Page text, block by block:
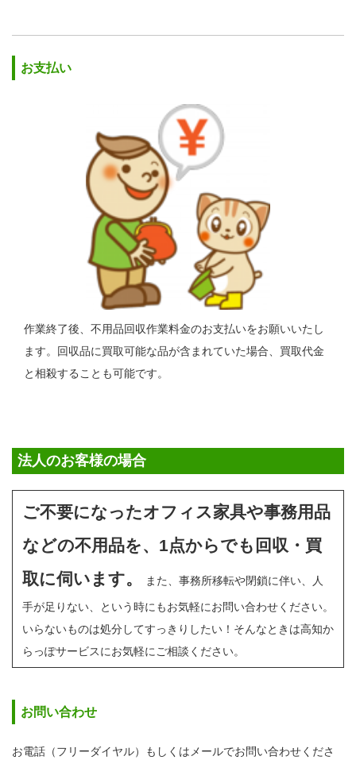
お支払い
作業終了後、不用品回収作業料金のお支払いをお願いいたし
ます。回収品に買取可能な品が含まれていた場合、買取代金
と相殺することも可能です。
法人のお客様の場合
ご不要になったオフィス家具や事務用品
などの不用品を、1点からでも回収・買
取に伺います。
また、事務所移転や閉鎖に伴い、人
手が足りない、という時にもお気軽にお問い合わせください。
いらないものは処分してすっきりしたい！そんなときは高知か
らっぽサービスにお気軽にご相談ください。
お問い合わせ
お電話（フリーダイヤル）もしくはメールでお問い合わせくださ